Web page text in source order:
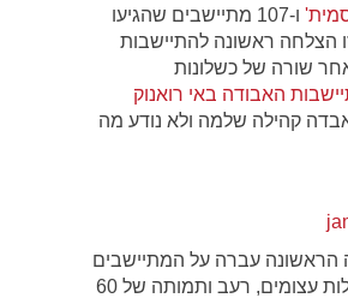
סמית'
ו-107 מתיישבים שהגיעו
הצלחה ראשונה להתיישבות
שורה של כשלונות
האבודה באי רואנוק
קהילה שלמה ולא נודע מה
הראשונה עברה על המתיישבים
בקשיי הסתגלות עצומים, רעב ותמותה של 60